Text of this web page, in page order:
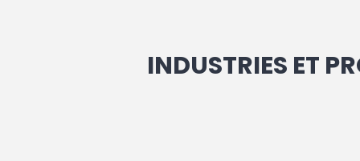
INDUSTRIES ET